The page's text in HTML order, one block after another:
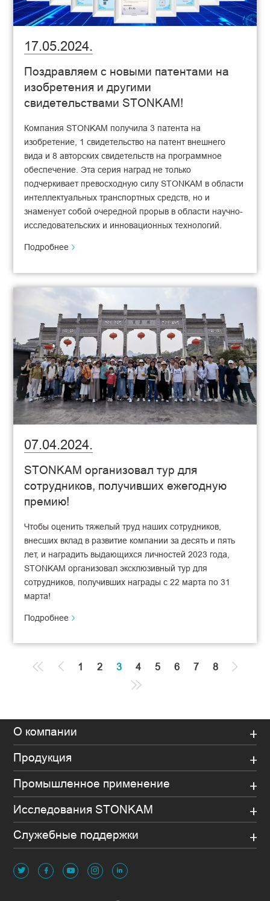
17.05.2024.
Поздравляем с новыми патентами на
изобретения и другими
свидетельствами STONKAM!
Компания STONKAM получила 3 патента на
изобретение, 1 свидетельство на патент внешнего
вида и 8 авторских свидетельств на программное
обеспечение. Эта серия наград не только
подчеркивает превосходную силу STONKAM в области
интеллектуальных транспортных средств, но и
знаменует собой очередной прорыв в области научно-
исследовательских и инновационных технологий.
Подробнее
07.04.2024.
STONKAM организовал тур для
сотрудников, получивших ежегодную
премию!
Чтобы оценить тяжелый труд наших сотрудников,
внесших вклад в развитие компании за десять и пять
лет, и наградить выдающихся личностей 2023 года,
STONKAM организовал эксклюзивный тур для
сотрудников, получивших награды с 22 марта по 31
марта!
Подробнее
1 2 3 4 5 6 7 8
О компании
Продукция
Промышленное применение
Исследования STONKAM
Служебные поддержки